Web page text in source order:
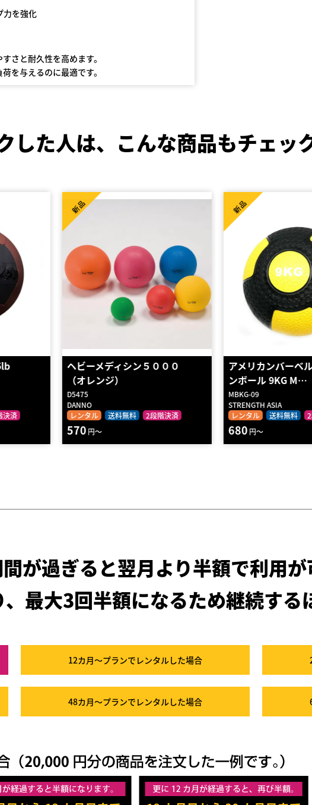
⼒を強化
さと耐久性を高めます。
を与えるのに最適です。
した人は、 こんな商品もチェッ
００
決済
アメリカンバーベル・メディシ
ンボール 9KG M…
MBKG-09
STRENGTH ASIA
レンタル
送料無料 2段階決済
新品
680円～
ラバーメディシ
ｇ
TG390500
BODYMAKER
レンタル
送料無料
新品
180円～
が過ぎると翌月より半額で利用が
最大3回半額になるため継続する
12カ月～プランでレンタルした場合
48カ月～プランでレンタルした場合